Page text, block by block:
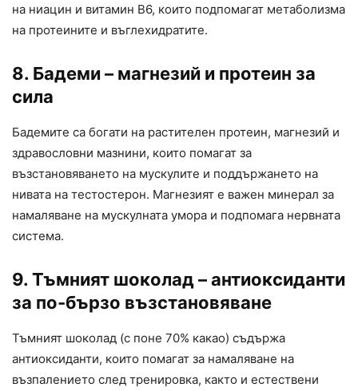
на ниацин и витамин В6, които подпомагат метаболизма
на протеините и въглехидратите.
8. Бадеми – магнезий и протеин за
сила
Бадемите са богати на растителен протеин, магнезий и
здравословни мазнини, които помагат за
възстановяването на мускулите и поддържането на
нивата на тестостерон. Магнезият е важен минерал за
намаляване на мускулната умора и подпомага нервната
система.
9. Тъмният шоколад – антиоксиданти
за по-бързо възстановяване
Тъмният шоколад (с поне 70% какао) съдържа
антиоксиданти, които помагат за намаляване на
възпалението след тренировка, както и естествени